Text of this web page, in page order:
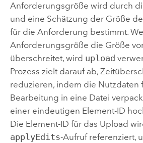
Anforderungsgröße wird durch
und eine Schätzung der Größe
für die Anforderung bestimmt.
Anforderungsgröße die Größe
überschreitet, wird upload
Prozess zielt darauf ab,
reduzieren, indem die Nutzdaten
Bearbeitung in eine Datei
einer eindeutigen Element-ID
Die Element-ID für das Upload
applyEdits-Aufruf referenziert,